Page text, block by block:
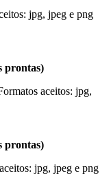
jpg, jpeg e png
prontas)
aceitos: jpg,
prontas)
jpg, jpeg e png